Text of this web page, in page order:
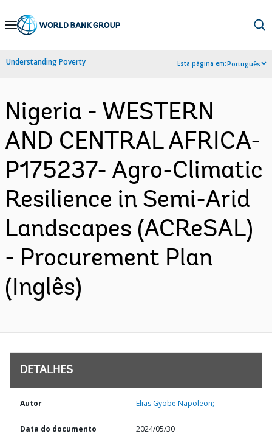
Skip
Navigation
Understanding Poverty Esta página em:Português
Nigeria - WESTERN
AND CENTRAL AFRICA-
P175237- Agro-Climatic
Resilience in Semi-Arid
Landscapes (ACReSAL)
- Procurement Plan
(Inglês)
DETALHES
Autor Elias Gyobe Napoleon;
Data do documento 2024/05/30